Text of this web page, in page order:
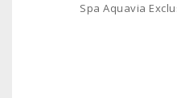
Spa Aquavia